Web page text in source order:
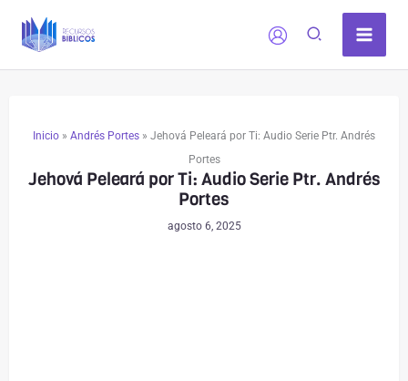
Inicio » Andrés Portes » Jehová Peleará por Ti: Audio Serie Ptr. Andrés
Portes
Jehová Peleará por Ti: Audio Serie Ptr. Andrés
Portes
agosto 6, 2025